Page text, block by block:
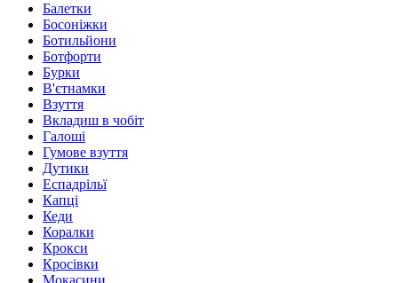
Балетки
Босоніжки
Ботильйони
Ботфорти
Бурки
В'єтнамки
Взуття
Вкладиш в чобіт
Галоші
Гумове взуття
Дутики
Еспадрільї
Капці
Кеди
Коралки
Крокси
Кросівки